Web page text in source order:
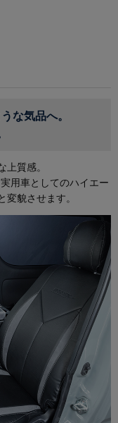
な気品へ。
質感。
用車としてのハイエー
貌させます。